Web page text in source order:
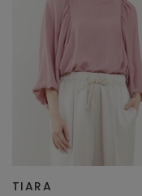
TIARA